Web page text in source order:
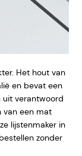
Het hout van
en bevat een
uit verantwoord
van een mat
lijstenmaker in
zonder